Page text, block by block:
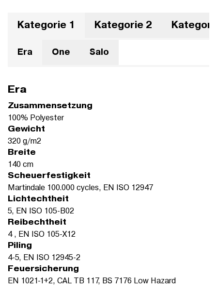
Kategorie 1 Kategorie 2
Era One Salo
Era
Zusammensetzung
100% Polyester
Gewicht
320 g/m2
Breite
140 cm
Scheuerfestigkeit
Martindale 100.000 cycles, EN ISO 12947
Lichtechtheit
5, EN ISO 105-B02
Reibechtheit
4 , EN ISO 105-X12
Piling
4-5, EN ISO 12945-2
Feuersicherung
EN 1021-1+2, CAL TB 117, BS 7176 Low Hazard